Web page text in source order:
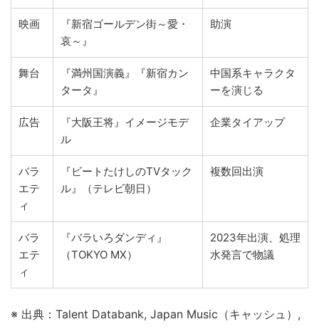
映画
『新宿ゴールデン街～愛・
哀～』
助演
舞台
『満州国演義』『新宿カン
タータ』
中国系キャラクタ
ーを演じる
広告
『大阪王将』イメージモデ
ル
企業タイアップ
バラ
エテ
ィ
『ビートたけしのTVタック
ル』（テレビ朝日）
複数回出演
バラ
エテ
ィ
『バラいろダンディ』
（TOKYO MX）
2023年出演、処理
水発言で物議
※ 出典：Talent Databank, Japan Music（キャッシュ）,